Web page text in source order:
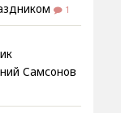
1
Самсонов